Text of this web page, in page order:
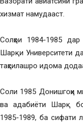
хизмат намудааст.
Солҳои 1984-1985
Шарқи Университети
таҳсилашро идома
Соли 1985 Донишгоҳи
ва адабиёти Шарқ
1985-1989, ба сифати